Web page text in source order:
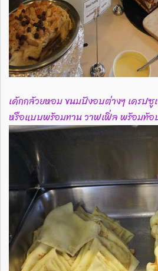
เค้กกล้วยหอม ขนมปังอบต่างๆ เครป
หรือแบบพร้อมทาน วาฟเฟิ่ล พร้อมท้อ